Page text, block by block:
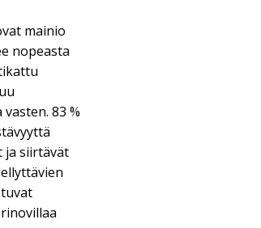
mainio
nopeasta
83 %
ja siirtävät